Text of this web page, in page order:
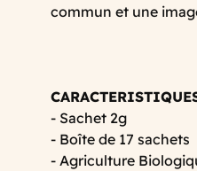
commun et une
- Sachet 2g
- Boîte de 17 sachets
- Agriculture